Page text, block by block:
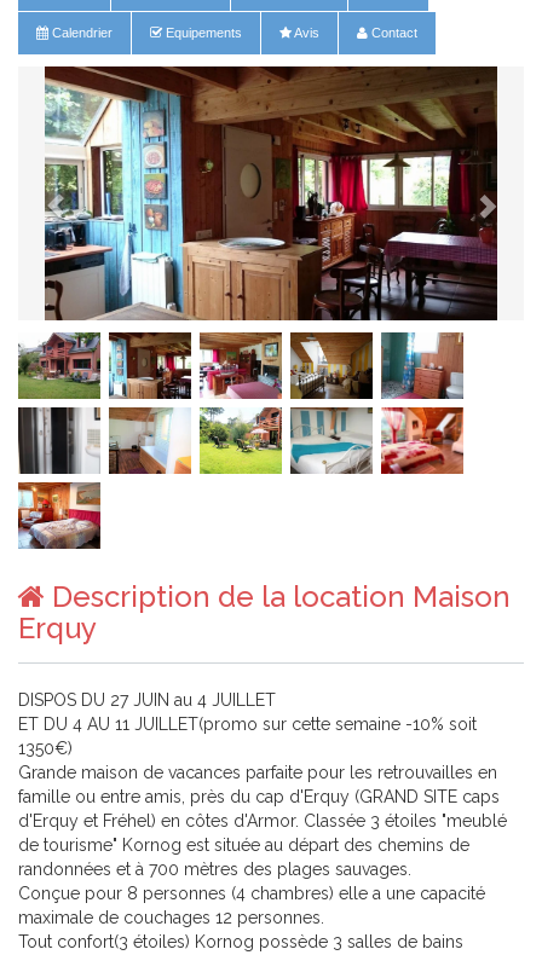
Calendrier Equipements Avis Contact
salon cheminée tv
Description de la location Maison
Erquy
DISPOS DU 27 JUIN au 4 JUILLET
ET DU 4 AU 11 JUILLET(promo sur cette semaine -10% soit
1350€)
Grande maison de vacances parfaite pour les retrouvailles en
famille ou entre amis, près du cap d'Erquy (GRAND SITE caps
d'Erquy et Fréhel) en côtes d'Armor. Classée 3 étoiles "meublé
de tourisme" Kornog est située au départ des chemins de
randonnées et à 700 mètres des plages sauvages.
Conçue pour 8 personnes (4 chambres) elle a une capacité
maximale de couchages 12 personnes.
Tout confort(3 étoiles) Kornog possède 3 salles de bains